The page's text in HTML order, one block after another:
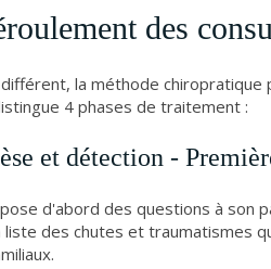
des
différent, la méthode
4 phases de traitement :
et détection -
d'abord des questions à son
liste des chutes et traumatismes